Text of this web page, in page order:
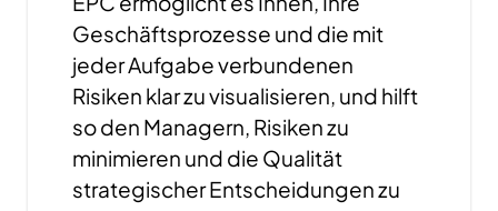
Geschäftsprozesse und die mit
jeder Aufgabe verbundenen
Risiken klar zu visualisieren, und hilft
so den Managern, Risiken zu
minimieren und die Qualität
strategischer Entscheidungen zu